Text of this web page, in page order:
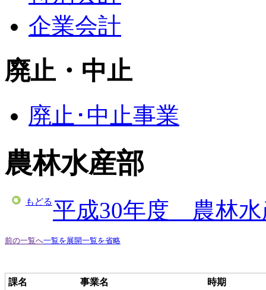
企業会計
廃止・中止
廃止･中止事業
農林水産部
もどる平成30年度 農林水
前の一覧へ一覧を展開一覧を省略
課名 事業名
時期